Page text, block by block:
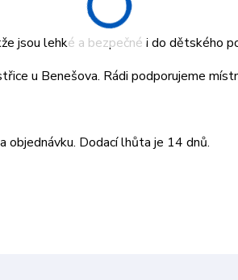
jsou lehké a bezpečné i do dětského
u Benešova. Rádi podporujeme
Dodací lhůta je 14 dnů.